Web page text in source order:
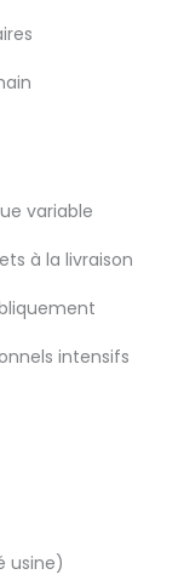
variable
à la livraison
intensifs
usine)